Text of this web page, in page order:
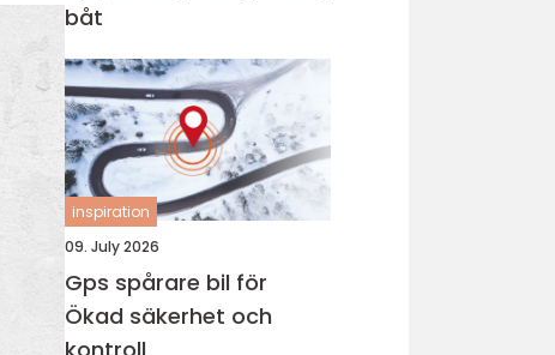
båt
inspiration
09. July 2026
Gps spårare bil för
Ökad säkerhet och